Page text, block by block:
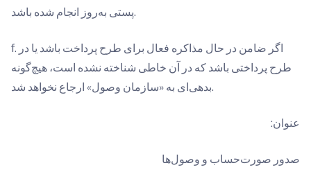
پستی به‌روز انجام شده باشد.
f. اگر ضامن در حال مذاکره فعال برای طرح پرداخت باشد یا در
طرح پرداختی باشد که در آن خاطی شناخته نشده است، هیچ‌گونه
بدهی‌ای به «سازمان وصول» ارجاع نخواهد شد.
عنوان:
صدور صورت‌حساب و وصول‌ها